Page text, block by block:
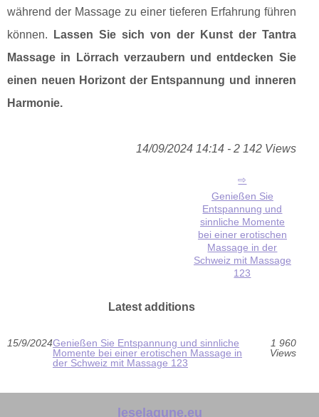
während der Massage zu einer tieferen Erfahrung führen
können.
Lassen Sie sich von der Kunst der Tantra
Massage in Lörrach verzaubern und entdecken Sie
einen neuen Horizont der Entspannung und inneren
Harmonie.
14/09/2024 14:14 - 2 142 Views
Genießen Sie
Entspannung und
sinnliche Momente
bei einer erotischen
Massage in der
Schweiz mit Massage
123
Latest additions
15/9/2024Genießen Sie Entspannung und sinnliche
Momente bei einer erotischen Massage in
der Schweiz mit Massage 123
1 960
Views
leselagune.eu